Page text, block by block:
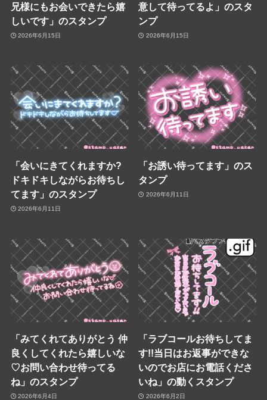
兄様にもお会いできたら嬉
しいです」のスタンプ
2026年6月15日
意して待ってるよ」のスタ
ンプ
2026年6月15日
「会いにきてくれますか?
ドキドキしながらお待ちし
てます」のスタンプ
2026年6月11日
「お誘い待ってます」のス
タンプ
2026年6月11日
「みてくれてありがとう 仲
良くしてくれたら嬉しいな
♡お問い合わせ待ってる
ね」のスタンプ
2026年6月4日
「ラブコールお待ちしてま
す!!当日はお返事ができな
いのでお店にお電話くださ
いね」の動くスタンプ
2026年6月2日